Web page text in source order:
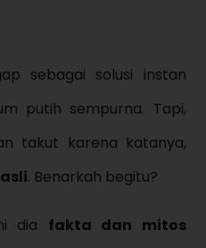
sebagai solusi instan
putih sempurna. Tapi,
takut karena katanya,
. Benarkah begitu?
dia fakta dan mitos